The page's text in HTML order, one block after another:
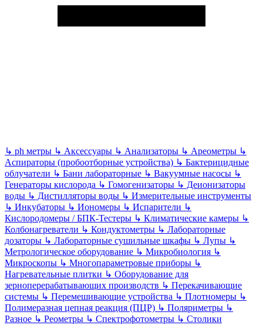
↳ ph метры ↳ Аксессуары ↳ Анализаторы ↳ Ареометры ↳
Аспираторы (пробоотборные устройства) ↳ Бактерицидные
облучатели ↳ Бани лабораторные ↳ Вакуумные насосы ↳
Генераторы кислорода ↳ Гомогенизаторы ↳ Деионизаторы
воды ↳ Дистилляторы воды ↳ Измерительные инструменты
↳ Инкубаторы ↳ Иономеры ↳ Испарители ↳
Кислородомеры / БПК-Тестеры ↳ Климатические камеры ↳
Колбонагреватели ↳ Кондуктометры ↳ Лабораторные
дозаторы ↳ Лабораторные сушильные шкафы ↳ Лупы ↳
Метрологическое оборудование ↳ Микробиология ↳
Микроскопы ↳ Многопараметровые приборы ↳
Нагревательные плитки ↳ Оборудование для
зерноперерабатывающих производств ↳ Перекачивающие
системы ↳ Перемешивающие устройства ↳ Плотномеры ↳
Полимеразная цепная реакция (ПЦР) ↳ Поляриметры ↳
Разное ↳ Реометры ↳ Спектрофотометры ↳ Столики